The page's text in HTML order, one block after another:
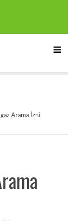
Arama İzni